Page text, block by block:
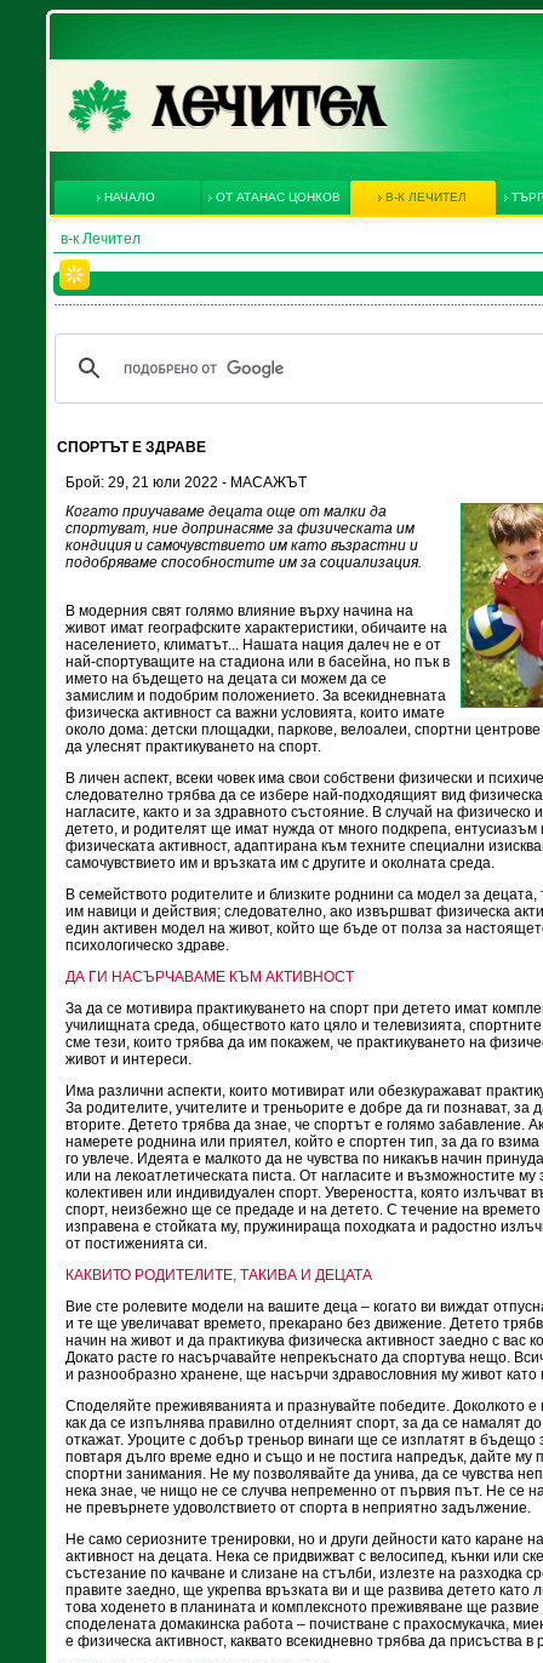
НАЧАЛО ОТ АТАНАС ЦОНКОВ В-К ЛЕЧИТЕЛ
в-к Лечител
СПОРТЪТ Е ЗДРАВЕ
Брой: 29, 21 юли 2022 - МАСАЖЪТ
Когато приучаваме децата още от малки да
спортуват, ние допринасяме за физическата им
кондиция и самочувствието им като възрастни и
подобряваме способностите им за социализация.
В модерния свят голямо влияние върху начина на
живот имат географските характеристики, обичаите на
населението, климатът... Нашата нация далеч не е от
най-спортуващите на стадиона или в басейна, но пък в
името на бъдещето на децата си можем да се
замислим и подобрим положението. За всекидневната
физическа активност са важни условията, които имате
около дома: детски площадки, паркове, велоалеи, спортни
да улеснят практикуването на спорт.
В личен аспект, всеки човек има свои собствени физически и
следователно трябва да се избере най-подходящият вид
нагласите, както и за здравното състояние. В случай на физическо
детето, и родителят ще имат нужда от много подкрепа, ентусиазъм
физическата активност, адаптирана към техните специални
самочувствието им и връзката им с другите и околната среда.
В семейството родителите и близките роднини са модел за децата,
им навици и действия; следователно, ако извършват физическа
един активен модел на живот, който ще бъде от полза за
психологическо здраве.
ДА ГИ НАСЪРЧАВАМЕ КЪМ АКТИВНОСТ
За да се мотивира практикуването на спорт при детето имат
училищната среда, обществото като цяло и телевизията,
сме тези, които трябва да им покажем, че практикуването на
живот и интереси.
Има различни аспекти, които мотивират или обезкуражават
За родителите, учителите и треньорите е добре да ги познават, за
вторите. Детето трябва да знае, че спортът е голямо забавление.
намерете роднина или приятел, който е спортен тип, за да го
го увлече. Идеята е малкото да не чувства по никакъв начин
или на лекоатлетическата писта. От нагласите и възможностите
колективен или индивидуален спорт. Увереността, която излъчват
спорт, неизбежно ще се предаде и на детето. С течение на
изправена е стойката му, пружинираща походката и радостно
от постиженията си.
КАКВИТО РОДИТЕЛИТЕ, ТАКИВА И ДЕЦАТА
Вие сте ролевите модели на вашите деца – когато ви виждат
и те ще увеличават времето, прекарано без движение. Детето
начин на живот и да практикува физическа активност заедно с вас
Докато расте го насърчавайте непрекъснато да спортува нещо.
и разнообразно хранене, ще насърчи здравословния му живот като
Споделяйте преживяванията и празнувайте победите. Доколкото е
как да се изпълнява правилно отделният спорт, за да се намалят
откажат. Уроците с добър треньор винаги ще се изплатят в бъдещо
повтаря дълго време едно и също и не постига напредък, дайте му
спортни занимания. Не му позволявайте да унива, да се чувства
нека знае, че нищо не се случва непременно от първия път. Не се
не превърнете удоволствието от спорта в неприятно задължение.
Не само сериозните тренировки, но и други дейности като каране
активност на децата. Нека се придвижват с велосипед, кънки или
състезание по качване и слизане на стълби, излезте на разходка
правите заедно, ще укрепва връзката ви и ще развива детето като
това ходенето в планината и комплексното преживяване ще
споделената домакинска работа – почистване с прахосмукачка,
е физическа активност, каквато всекидневно трябва да присъства в